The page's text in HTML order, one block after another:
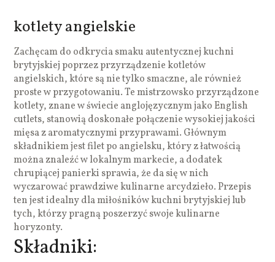
kotlety angielskie
Zachęcam do odkrycia smaku autentycznej kuchni
brytyjskiej poprzez przyrządzenie kotletów
angielskich, które są nie tylko smaczne, ale również
proste w przygotowaniu. Te mistrzowsko przyrządzone
kotlety, znane w świecie anglojęzycznym jako English
cutlets, stanowią doskonałe połączenie wysokiej jakości
mięsa z aromatycznymi przyprawami. Głównym
składnikiem jest filet po angielsku, który z łatwością
można znaleźć w lokalnym markecie, a dodatek
chrupiącej panierki sprawia, że da się w nich
wyczarować prawdziwe kulinarne arcydzieło. Przepis
ten jest idealny dla miłośników kuchni brytyjskiej lub
tych, którzy pragną poszerzyć swoje kulinarne
horyzonty.
Składniki: